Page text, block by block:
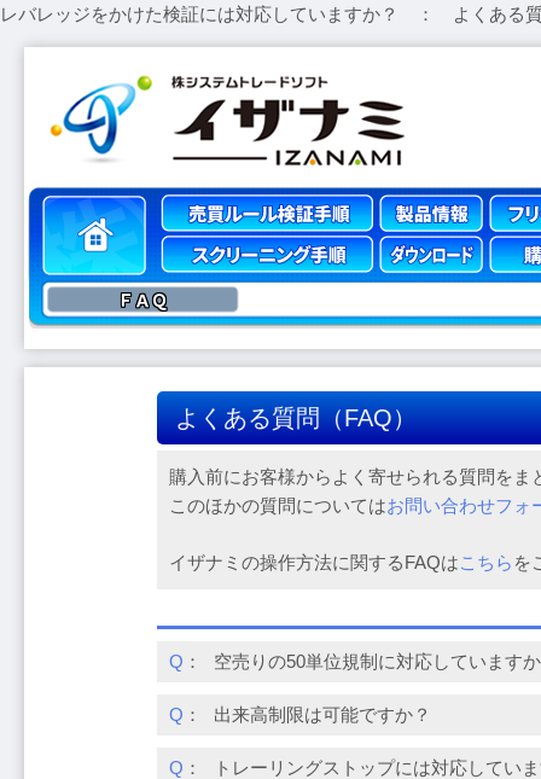
レバレッジをかけた検証には対応していますか？ ： よくあ
ＦＡＱ
よくある質問（FAQ）
購入前にお客様からよく寄せられる質問をま
このほかの質問についてはお問い合わせフォ
イザナミの操作方法に関するFAQはこちら を
Q ： 空売りの50単位規制に対応しています
Q ： 出来高制限は可能ですか？
Q ： トレーリングストップには対応してい